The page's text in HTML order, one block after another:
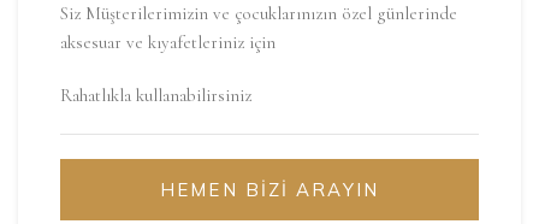
Siz Müşterilerimizin ve çocuklarınızın özel günlerinde
aksesuar ve kıyafetleriniz için
Rahatlıkla kullanabilirsiniz
HEMEN BİZİ ARAYIN